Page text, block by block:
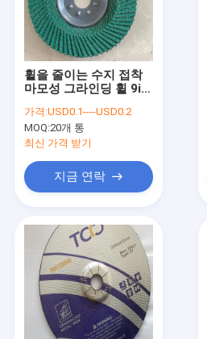
제품 소개
회사 소개
공장 투어
휠을 줄이는 수지 접착
마모성 그라인딩 휠 9in
기
가격:USD0.1----USD0.2
MOQ:20개 통
최신 가격 받기
지금 연락